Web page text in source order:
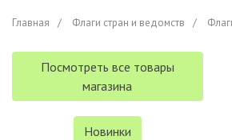
Главная Флаги стран и ведомств
Посмотреть все товары
магазина
Новинки